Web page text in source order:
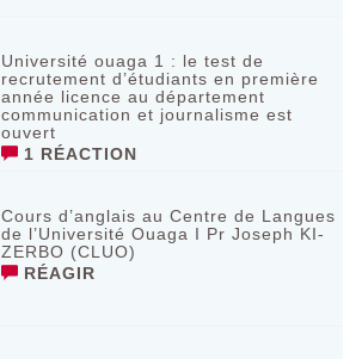
Université ouaga 1 : le test de
recrutement d’étudiants en première
année licence au département
communication et journalisme est
ouvert
1 RÉACTION
Cours d’anglais au Centre de Langues
de l’Université Ouaga I Pr Joseph KI-
ZERBO (CLUO)
RÉAGIR